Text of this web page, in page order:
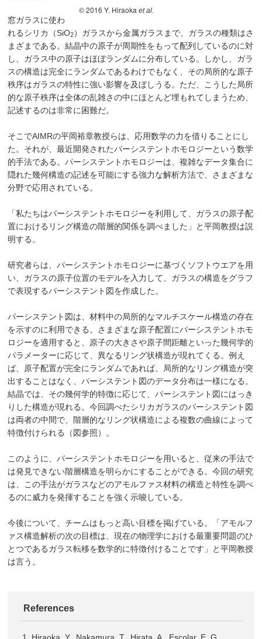
© 2016 Y. Hiraoka et al.
窓ガラスに使わ
れるシリカ（SiO2）ガラスから金属ガラスまで、ガラスの種類はさ
まざまである。結晶中の原子が周期性をもって配列しているのに対
し、ガラス中の原子はほぼランダムに分布している。しかし、ガラ
スの構造は完全にランダムであるわけでもなく、その局所的な原子
秩序はガラスの特性に強い影響を及ぼしうる。ただ、こうした局所
的な原子秩序は全体の乱雑さの中にほとんど埋もれてしまうため、
記述するのは非常に困難だ。
そこでAIMRの平岡裕章教授らは、応用数学の力を借りることにし
た。それが、最近開発されたパーシステントホモロジーという数学
的手法である。パーシステントホモロジーは、複雑なデータ集合に
隠れた幾何構造の記述を可能にする強力な解析方法で、さまざまな
分野で応用されている。
「私たちはパーシステントホモロジーを利用して、ガラスの原子配
置におけるリング構造の階層的関係を調べました」と平岡教授は説
明する。
研究者らは、パーシステントホモロジーに基づくソフトウエアを用
い、ガラスの原子位置のモデルを入力して、ガラスの構造をグラフ
で表現するパーシステント図を作成した。
パーシステント図は、材料中の局所的なマルチスケール構造の存在
を示すのに利用できる。さまざまな原子配置にパーシステントホモ
ロジーを適用すると、原子の大きさや原子間距離といった幾何学的
パラメーターに応じて、異なるリング状構造が現れてくる。例え
ば、原子配置が完全にランダムであれば、局所的なリング構造が突
出することはなく、パーシステント図のデータ分布は一様になる。
結晶では、その幾何学的特徴に応じて、パーシステント図にはっき
りした構造が現れる。今回調べたシリカガラスのパーシステント図
は両者の中間で、階層的なリング状構造による複数の曲線によって
特徴付けられる（図参照）。
このように、パーシステントホモロジーを用いると、従来の手法で
は発見できない階層構造を明らかにすることができる。今回の研究
は、この手法がガラスなどのアモルファス材料の構造と特性を調べ
るのに威力を発揮することを強く示唆している。
今後について、チームはもっと高い目標を掲げている。「アモルフ
ァス構造解析の次の目標は、現在の物理学における最重要問題のひ
とつであるガラス転移を数学的に特徴付けることです」と平岡教授
は言う。
References
Hiraoka, Y., Nakamura, T., Hirata, A., Escolar, E. G.,